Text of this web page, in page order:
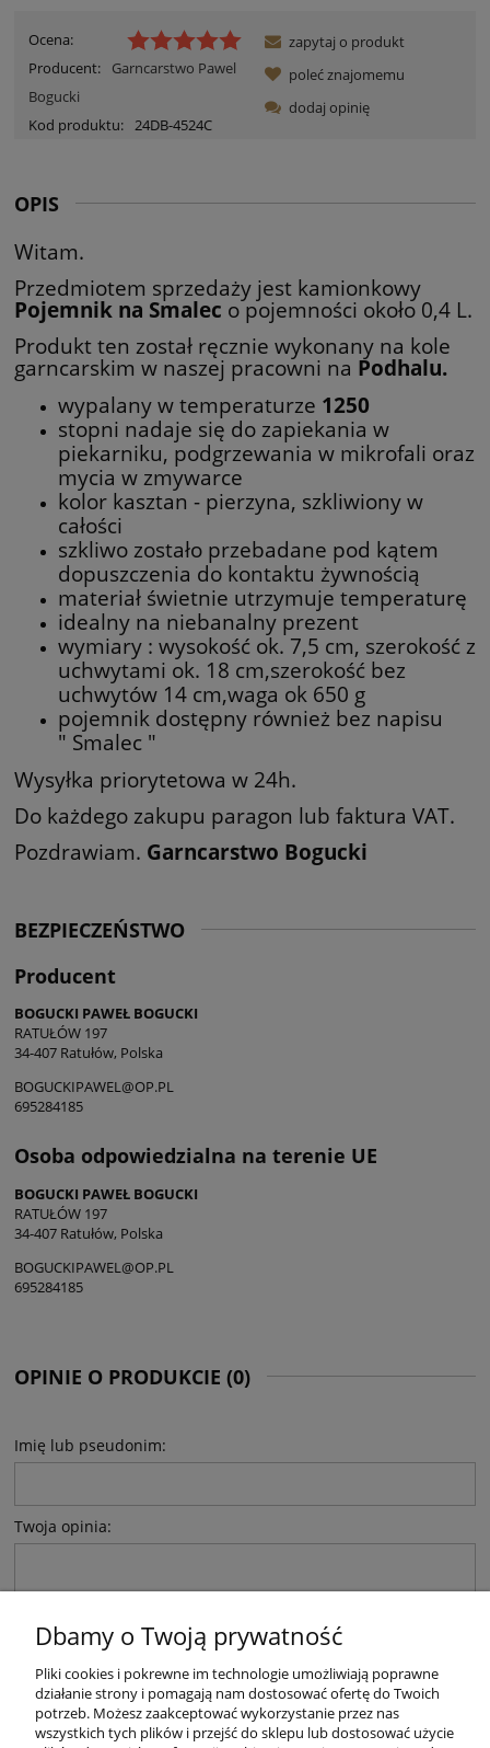
Ocena:
Producent:
Garncarstwo Pawel
Bogucki
Kod produktu: 24DB-4524C
zapytaj o produkt
poleć znajomemu
dodaj opinię
OPIS
Witam.
Przedmiotem sprzedaży jest kamionkowy
Pojemnik na Smalec o pojemności około 0,4 L.
Produkt ten został ręcznie wykonany na kole
garncarskim w naszej pracowni na Podhalu.
wypalany w temperaturze 1250
stopni nadaje się do zapiekania w
piekarniku, podgrzewania w mikrofali oraz
mycia w zmywarce
kolor kasztan - pierzyna, szkliwiony w
całości
szkliwo zostało przebadane pod kątem
dopuszczenia do kontaktu żywnością
materiał świetnie utrzymuje temperaturę
idealny na niebanalny prezent
wymiary : wysokość ok. 7,5 cm, szerokość z
uchwytami ok. 18 cm,szerokość bez
uchwytów 14 cm,waga ok 650 g
pojemnik dostępny również bez napisu
" Smalec "
Wysyłka priorytetowa w 24h.
Do każdego zakupu paragon lub faktura VAT.
Pozdrawiam. Garncarstwo Bogucki
BEZPIECZEŃSTWO
Producent
BOGUCKI PAWEŁ BOGUCKI
RATUŁÓW 197
34-407 Ratułów, Polska
BOGUCKIPAWEL@OP.PL
695284185
Osoba odpowiedzialna na terenie UE
BOGUCKI PAWEŁ BOGUCKI
RATUŁÓW 197
34-407 Ratułów, Polska
BOGUCKIPAWEL@OP.PL
695284185
OPINIE O PRODUKCIE (0)
Imię lub pseudonim:
Twoja opinia:
WYŚLIJ
Dbamy o Twoją prywatność
Pliki cookies i pokrewne im technologie umożliwiają poprawne
działanie strony i pomagają nam dostosować ofertę do Twoich
potrzeb. Możesz zaakceptować wykorzystanie przez nas
wszystkich tych plików i przejść do sklepu lub dostosować użycie